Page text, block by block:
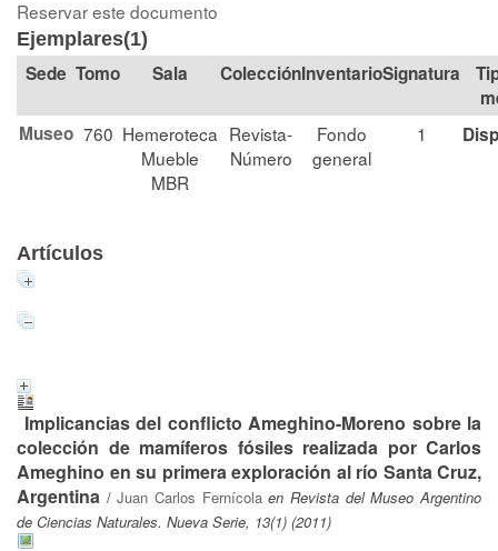
Reservar este documento
Ejemplares(1)
Tomo Sala Colección Signatura
Museo 760 Hemeroteca
Mueble
MBR
Revista-
Número
Fondo
general
1
Artículos
Implicancias del conflicto Ameghino-Moreno sobre la
colección de mamíferos fósiles realizada por Carlos
Ameghino en su primera exploración al río Santa Cruz,
Argentina /Juan Carlos Fernícola en Revista del Museo Argentino
de Ciencias Naturales. Nueva Serie, 13(1) (2011)